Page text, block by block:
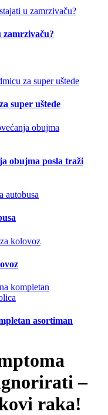
zamrzivaču?
super uštede
obujma posla traži
asortiman
–
raka!